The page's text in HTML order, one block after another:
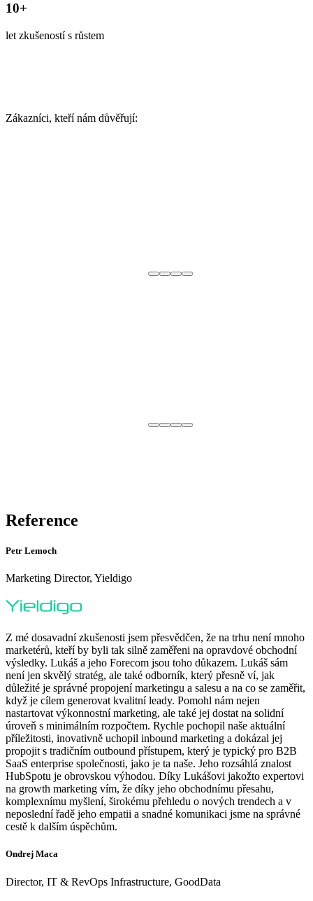
10+
let zkušeností s růstem
Zákazníci, kteří nám důvěřují:
Reference
Petr Lemoch
Marketing Director, Yieldigo
Z mé dosavadní zkušenosti jsem přesvědčen, že na trhu není mnoho
marketérů, kteří by byli tak silně zaměřeni na opravdové obchodní
výsledky. Lukáš a jeho Forecom jsou toho důkazem. Lukáš sám
není jen skvělý stratég, ale také odborník, který přesně ví, jak
důležité je správné propojení marketingu a salesu a na co se zaměřit,
když je cílem generovat kvalitní leady. Pomohl nám nejen
nastartovat výkonnostní marketing, ale také jej dostat na solidní
úroveň s minimálním rozpočtem. Rychle pochopil naše aktuální
příležitosti, inovativně uchopil inbound marketing a dokázal jej
propojit s tradičním outbound přístupem, který je typický pro B2B
SaaS enterprise společnosti, jako je ta naše. Jeho rozsáhlá znalost
HubSpotu je obrovskou výhodou. Díky Lukášovi jakožto expertovi
na growth marketing vím, že díky jeho obchodnímu přesahu,
komplexnímu myšlení, širokému přehledu o nových trendech a v
neposlední řadě jeho empatii a snadné komunikaci jsme na správné
cestě k dalším úspěchům.
Ondrej Maca
Director, IT & RevOps Infrastructure, GoodData